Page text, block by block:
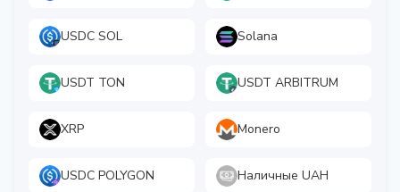
USDC SOL Solana
USDT TON USDT ARBITRUM
XRP Monero
USDC POLYGON Наличные UAH